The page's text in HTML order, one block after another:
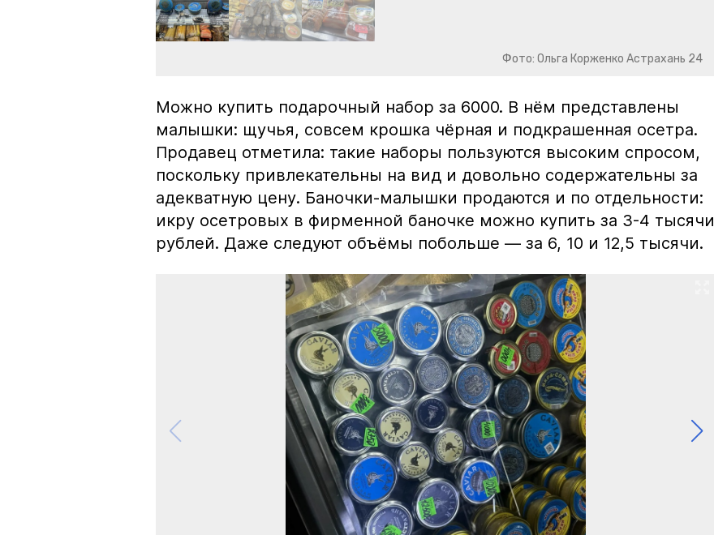
Фото: Ольга Корженко Астрахань 24
Можно купить подарочный набор за 6000. В нём представлены
малышки: щучья, совсем крошка чёрная и подкрашенная осетра.
Продавец отметила: такие наборы пользуются высоким спросом,
поскольку привлекательны на вид и довольно содержательны за
адекватную цену. Баночки-малышки продаются и по отдельности:
икру осетровых в фирменной баночке можно купить за 3-4 тысячи
рублей. Даже следуют объёмы побольше — за 6, 10 и 12,5 тысячи.